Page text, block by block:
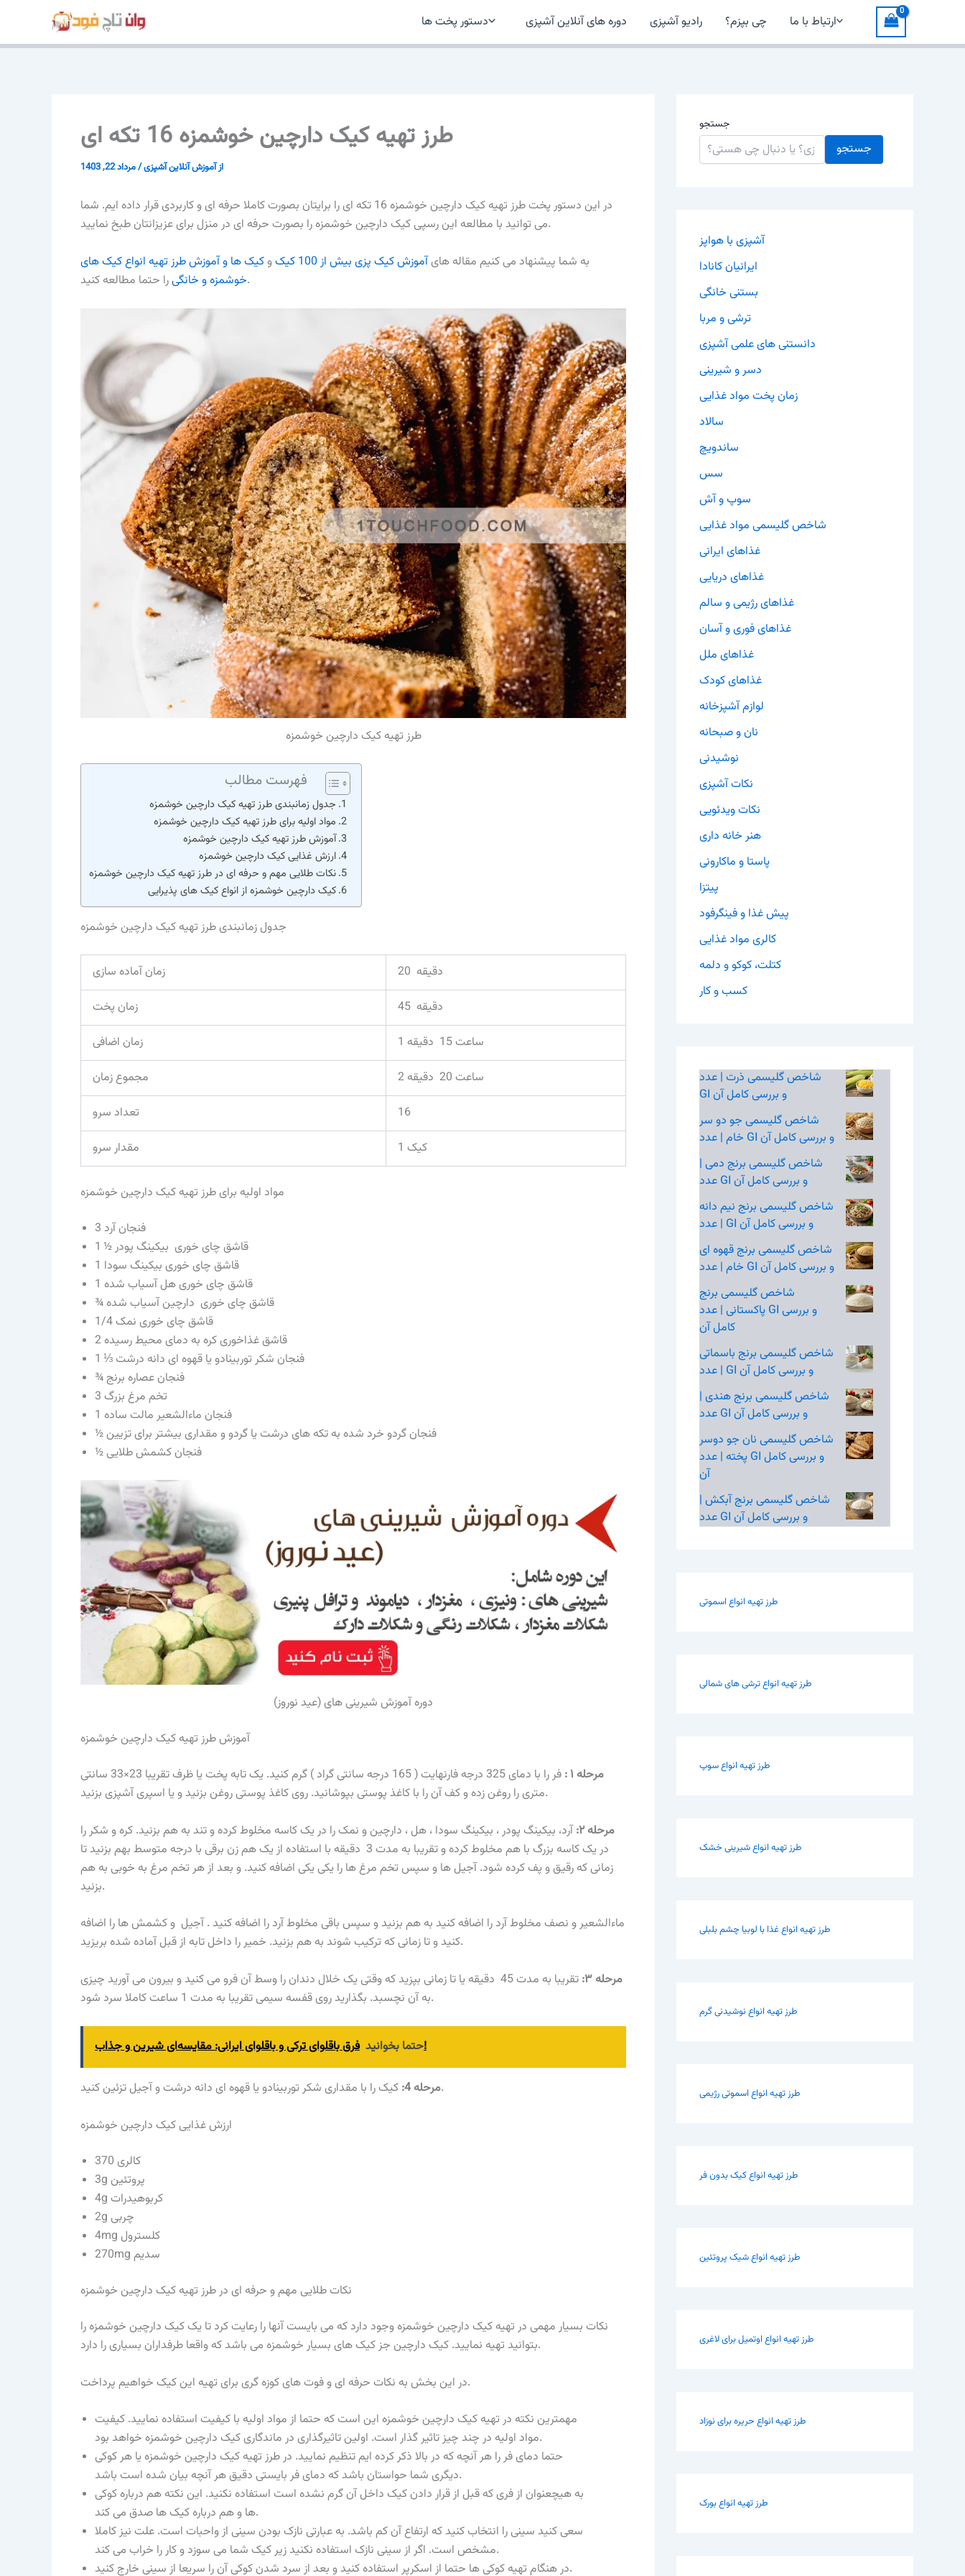
محتوا
دستور پخت ها دوره های آنلاین آشپزی رادیو آشپزی چی بپزم؟ ارتباط با ما
طرز تهیه کیک دارچین خوشمزه 16 تکه ای
ازآموزش آنلاین آشپزی/مرداد 22, 1403
در این دستور پخت طرز تهیه کیک دارچین خوشمزه 16 تکه ای را برایتان بصورت کاملا حرفه ای و کاربردی قرار داده ایم. شما
می توانید با مطالعه این رسپی کیک دارچین خوشمزه را بصورت حرفه ای در منزل برای عزیزانتان طبخ نمایید.
به شما پیشنهاد می کنیم مقاله هایآموزش کیک پزی بیش از 100 کیک و کیک ها و آموزش طرز تهیه انواع کیک های
خوشمزه و خانگیرا حتما مطالعه کنید.
طرز تهیه کیک دارچین خوشمزه
فهرست مطالب
جدول زمانبندی طرز تهیه کیک دارچین خوشمزه
مواد اولیه برای طرز تهیه کیک دارچین خوشمزه
آموزش طرز تهیه کیک دارچین خوشمزه
ارزش غذایی کیک دارچین خوشمزه
نکات طلایی مهم و حرفه ای در طرز تهیه کیک دارچین خوشمزه
کیک دارچین خوشمزه از انواع کیک های پذیرایی
جدول زمانبندی طرز تهیه کیک دارچین خوشمزه
زمان آماده سازی
20 دقیقه
زمان پخت
45 دقیقه
زمان اضافی
1 ساعت 15 دقیقه
مجموع زمان
2 ساعت 20 دقیقه
تعداد سرو
16
مقدار سرو
1 کیک
مواد اولیه برای طرز تهیه کیک دارچین خوشمزه
3 فنجان آرد
1 ½ قاشق چای خوری بیکینگ پودر
1 قاشق چای خوری بیکینگ سودا
1 قاشق چای خوری هل آسیاب شده
¾ قاشق چای خوری دارچین آسیاب شده
1/4 قاشق چای خوری نمک
2 قاشق غذاخوری کره به دمای محیط رسیده
1 ⅓ فنجان شکر توربینادو یا قهوه ای دانه درشت
¾ فنجان عصاره برنج
3 تخم مرغ بزرگ
1 فنجان ماءالشعیر مالت ساده
½ فنجان گردو خرد شده به تکه های درشت یا گردو و مقداری بیشتر برای تزیین
½ فنجان کشمش طلایی
دوره آموزش شیرینی های (عید نوروز)
آموزش طرز تهیه کیک دارچین خوشمزه
مرحله ۱ :
فر را با دمای 325 درجه فارنهایت ( 165 درجه سانتی گراد ) گرم کنید. یک تابه پخت یا ظرف تقریبا 23×33 سانتی
متری را روغن زده و کف آن را با کاغذ پوستی بپوشانید. روی کاغذ پوستی روغن بزنید و یا اسپری آشپزی بزنید.
مرحله ۲: آرد، بیکینگ پودر ، بیکینگ سودا ، هل ، دارچین و نمک را در یک کاسه مخلوط کرده و تند به هم بزنید. کره و شکر را
در یک کاسه بزرگ با هم مخلوط کرده و تقریبا به مدت 3 دقیقه با استفاده از یک هم زن برقی با درجه متوسط بهم بزنید تا
زمانی که رقیق و پف کرده شود. آجیل ها و سپس تخم مرغ ها را یکی یکی اضافه کنید. و بعد از هر تخم مرغ به خوبی به هم
بزنید.
ماءالشعیر و نصف مخلوط آرد را اضافه کنید به هم بزنید و سپس باقی مخلوط آرد را اضافه کنید . آجیل و کشمش ها را اضافه
کنید و تا زمانی که ترکیب شوند به هم بزنید. خمیر را داخل تابه از قبل آماده شده بریزید.
مرحله ۳:
تقریبا به مدت 45 دقیقه یا تا زمانی بپزید که وقتی یک خلال دندان را وسط آن فرو می کنید و بیرون می آورید چیزی
به آن نچسبد. بگذارید روی قفسه سیمی تقریبا به مدت 1 ساعت کاملا سرد شود.
حتما بخوانیدفرق باقلوای ترکی و باقلوای ایرانی: مقایسه‌ای شیرین و جذاب!
مرحله 4:کیک را با مقداری شکر توربینادو یا قهوه ای دانه درشت و آجیل تزئین کنید.
ارزش غذایی کیک دارچین خوشمزه
370 کالری
3g پروتئین
4g کربوهیدرات
2g چربی
4mg کلسترول
270mg سدیم
نکات طلایی مهم و حرفه ای در طرز تهیه کیک دارچین خوشمزه
نکات بسیار مهمی در تهیه کیک دارچین خوشمزه وجود دارد که می بایست آنها را رعایت کرد تا یک کیک دارچین خوشمزه را
بتوانید تهیه نمایید. کیک دارچین جز کیک های بسیار خوشمزه می باشد که واقعا طرفداران بسیاری را دارد.
در این بخش به نکات حرفه ای و فوت های کوزه گری برای تهیه این کیک خواهیم پرداخت.
مهمترین نکته در تهیه کیک دارچین خوشمزه این است که حتما از مواد اولیه با کیفیت استفاده نمایید. کیفیت
مواد اولیه در چند چیز تاثیر گذار است. اولین تاثیرگذاری در ماندگاری کیک دارچین خوشمزه خواهد بود.
حتما دمای فر را هر آنچه که در بالا ذکر کرده ایم تنظیم نمایید. در طرز تهیه کیک دارچین خوشمزه یا هر کوکی
دیگری شما حواستان باشد که دمای فر بایستی دقیق هر آنچه بیان شده است باشد.
به هیچعنوان از فری که قبل از قرار دادن کیک داخل آن گرم نشده است استفاده نکنید. این نکته هم درباره کوکی
ها و هم درباره کیک ها صدق می کند.
سعی کنید سینی را انتخاب کنید که ارتفاع آن کم باشد. به عبارتی نازک بودن سینی از واحبات است. علت نیز کاملا
مشخص است. اگر از سینی نازک استفاده نکنید زیر کیک شما می سوزد و کار را خراب می کند.
در هنگام تهیه کوکی ها حتما از اسکرپر استفاده کنید و بعد از سرد شدن کوکی آن را سریعا از سینی خارج کنید.
جستجو
جستجو
آشپزی با هواپز
ایرانیان کانادا
بستنی خانگی
ترشی و مربا
دانستنی های علمی آشپزی
دسر و شیرینی
زمان پخت مواد غذایی
سالاد
ساندویچ
سس
سوپ و آش
شاخص گلیسمی مواد غذایی
غذاهای ایرانی
غذاهای دریایی
غذاهای رژیمی و سالم
غذاهای فوری و آسان
غذاهای ملل
غذاهای کودک
لوازم آشپزخانه
نان و صبحانه
نوشیدنی
نکات آشپزی
نکات ویدئویی
هنر خانه داری
پاستا و ماکارونی
پیتزا
پیش غذا و فینگرفود
کالری مواد غذایی
کتلت، کوکو و دلمه
کسب و کار
شاخص گلیسمی ذرت | عدد
GI و بررسی کامل آن
شاخص گلیسمی جو دو سر
خام | عدد GI و بررسی کامل آن
شاخص گلیسمی برنج دمی |
عدد GI و بررسی کامل آن
شاخص گلیسمی برنج نیم‌ دانه
| عدد GI و بررسی کامل آن
شاخص گلیسمی برنج قهوه‌ ای
خام | عدد GI و بررسی کامل آن
شاخص گلیسمی برنج
پاکستانی | عدد GI و بررسی
کامل آن
شاخص گلیسمی برنج باسماتی
| عدد GI و بررسی کامل آن
شاخص گلیسمی برنج هندی |
عدد GI و بررسی کامل آن
شاخص گلیسمی نان جو دوسر
پخته | عدد GI و بررسی کامل
آن
شاخص گلیسمی برنج آبکش |
عدد GI و بررسی کامل آن
طرز تهیه انواع اسموتی
طرز تهیه انواع ترشی های شمالی
طرز تهیه انواع سوپ
طرز تهیه انواع شیرینی خشک
طرز تهیه انواع غذا با لوبیا چشم بلبلی
طرز تهیه انواع نوشیدنی گرم
طرز تهیه انواع اسموتی رژیمی
طرز تهیه انواع کیک بدون فر
طرز تهیه انواع شیک پروتئین
طرز تهیه انواع اوتمیل برای لاغری
طرز تهیه انواع حریره برای نوزاد
طرز تهیه انواع بورک